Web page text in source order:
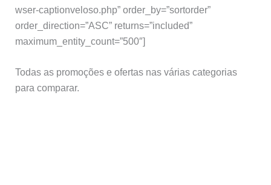
wser-captionveloso.php” order_by=”sortorder”
order_direction=”ASC” returns=”included”
maximum_entity_count=”500″]
Todas as promoções e ofertas nas várias categorias
para comparar.